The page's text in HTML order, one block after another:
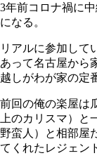
3年前コロナ禍に
になる。
リアルに参加して
あって名古屋から
越しがわが家の定
前回の俺の楽屋は
上のカリスマ）と
野蛮人）と相部屋
てくれたレジェン